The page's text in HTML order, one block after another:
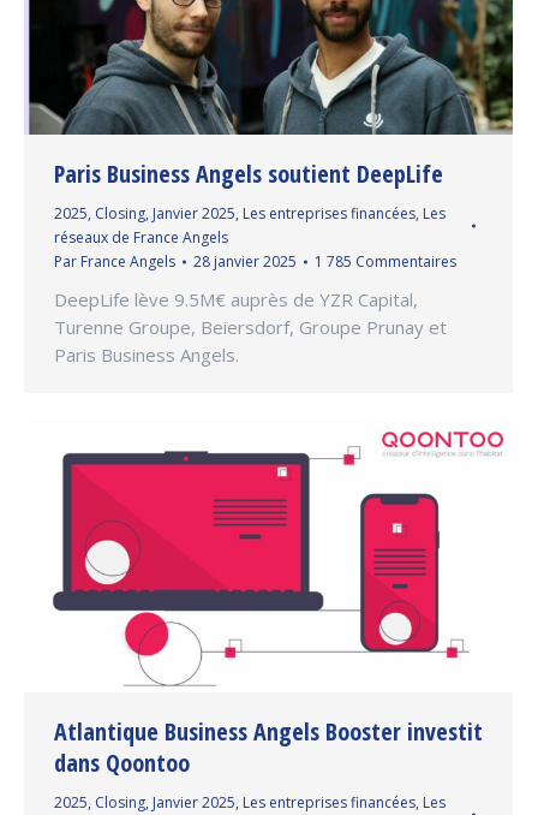
Paris Business Angels soutient DeepLife
2025, Closing, Janvier 2025, Les entreprises financées, Les
réseaux de France Angels
Par France Angels 28 janvier 2025 1 785 Commentaires
DeepLife lève 9.5M€ auprès de YZR Capital,
Turenne Groupe, Beiersdorf, Groupe Prunay et
Paris Business Angels.
Atlantique Business Angels Booster investit
dans Qoontoo
2025, Closing, Janvier 2025, Les entreprises financées, Les